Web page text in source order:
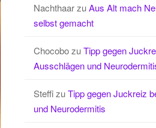
NachthaarzuAus Alt mach
selbst gemacht
ChocobozuTipp gegen
Ausschlägen und
SteffizuTipp gegen Juckreiz
und Neurodermitis